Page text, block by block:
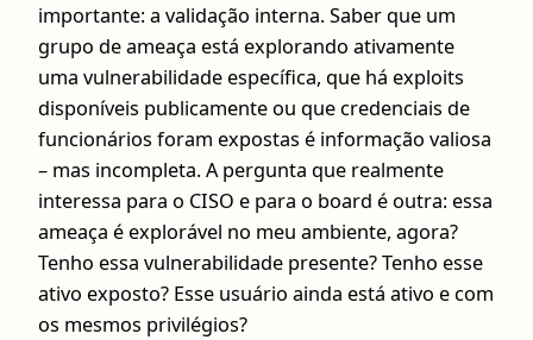
importante: a validação interna. Saber que um
grupo de ameaça está explorando ativamente
uma vulnerabilidade específica, que há exploits
disponíveis publicamente ou que credenciais de
funcionários foram expostas é informação valiosa
– mas incompleta. A pergunta que realmente
interessa para o CISO e para o board é outra: essa
ameaça é explorável no meu ambiente, agora?
Tenho essa vulnerabilidade presente? Tenho esse
ativo exposto? Esse usuário ainda está ativo e com
os mesmos privilégios?